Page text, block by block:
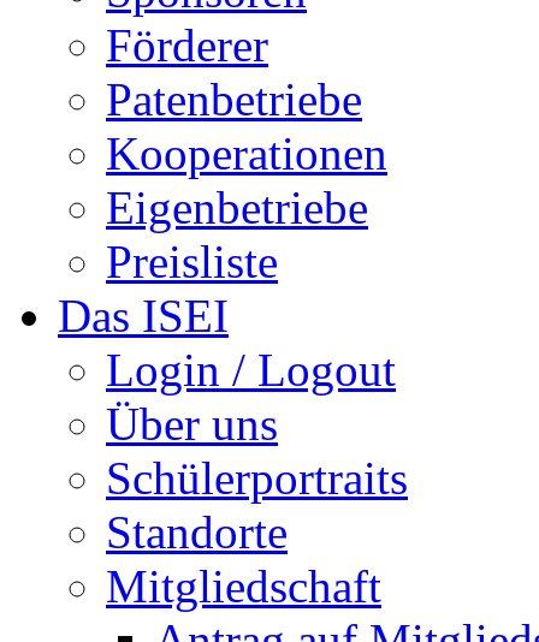
Förderer
Patenbetriebe
Kooperationen
Eigenbetriebe
Preisliste
Das ISEI
Login / Logout
Über uns
Schülerportraits
Standorte
Mitgliedschaft